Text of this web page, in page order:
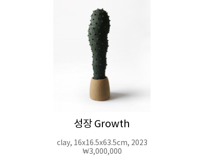
성장 Growth
clay, 16x16.5x63.5cm, 2023
₩3,000,000